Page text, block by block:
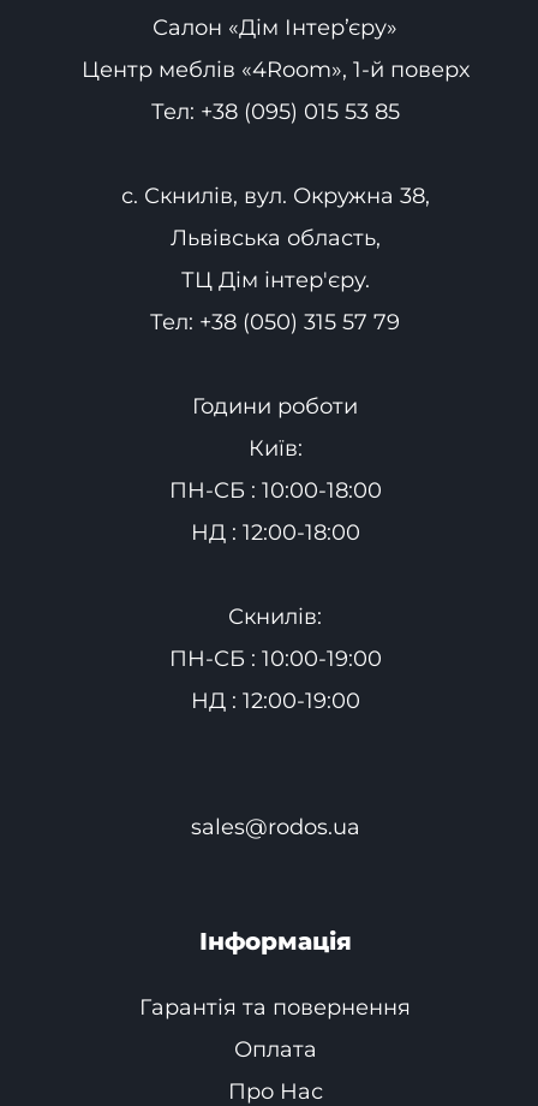
Салон «Дім Інтер’єру»
Центр меблів «4Room», 1-й поверх
Тел: +38 (095) 015 53 85
с. Скнилів, вул. Окружна 38,
Львівська область,
ТЦ Дім інтер'єру.
Тел: +38 (050) 315 57 79
Години роботи
Київ:
ПН-СБ : 10:00-18:00
НД : 12:00-18:00
Скнилів:
ПН-СБ : 10:00-19:00
НД : 12:00-19:00
sales@rodos.ua
Інформація
Гарантія та повернення
Оплата
Про Нас